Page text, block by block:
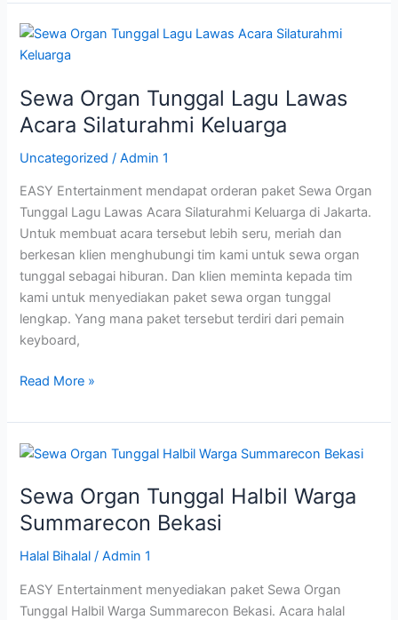
Sewa Organ Tunggal Lagu Lawas
Acara Silaturahmi Keluarga
Uncategorized /Admin 1
EASY Entertainment mendapat orderan paket Sewa Organ
Tunggal Lagu Lawas Acara Silaturahmi Keluarga di Jakarta.
Untuk membuat acara tersebut lebih seru, meriah dan
berkesan klien menghubungi tim kami untuk sewa organ
tunggal sebagai hiburan. Dan klien meminta kepada tim
kami untuk menyediakan paket sewa organ tunggal
lengkap. Yang mana paket tersebut terdiri dari pemain
keyboard,
Sewa
Organ
Lagu
Lawas
Silaturahmi
Keluarga
Read More »
Sewa Organ Tunggal Halbil Warga
Summarecon Bekasi
Halal Bihalal /Admin 1
EASY Entertainment menyediakan paket Sewa Organ
Tunggal Halbil Warga Summarecon Bekasi. Acara halal
Sewa
Tunggal
Halbil
Summarecon